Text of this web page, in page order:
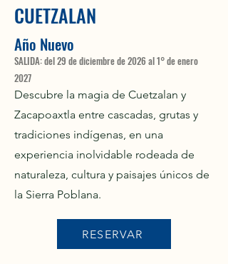
CUETZALAN
Año Nuevo
SALIDA: del 29 de diciembre de 2026 al 1° de enero
2027
Descubre la magia de Cuetzalan y
Zacapoaxtla entre cascadas, grutas y
tradiciones indígenas, en una
experiencia inolvidable rodeada de
naturaleza, cultura y paisajes únicos de
la Sierra Poblana.
RESERVAR